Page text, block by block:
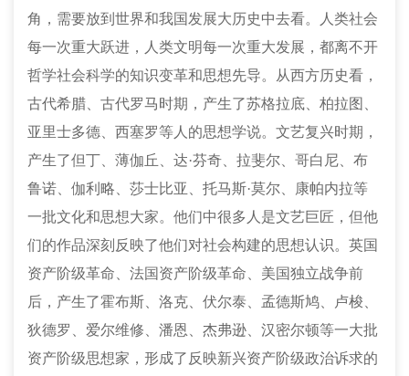
角，需要放到世界和我国发展大历史中去看。人类社会
每一次重大跃进，人类文明每一次重大发展，都离不开
哲学社会科学的知识变革和思想先导。从西方历史看，
古代希腊、古代罗马时期，产生了苏格拉底、柏拉图、
亚里士多德、西塞罗等人的思想学说。文艺复兴时期，
产生了但丁、薄伽丘、达·芬奇、拉斐尔、哥白尼、布
鲁诺、伽利略、莎士比亚、托马斯·莫尔、康帕内拉等
一批文化和思想大家。他们中很多人是文艺巨匠，但他
们的作品深刻反映了他们对社会构建的思想认识。英国
资产阶级革命、法国资产阶级革命、美国独立战争前
后，产生了霍布斯、洛克、伏尔泰、孟德斯鸠、卢梭、
狄德罗、爱尔维修、潘恩、杰弗逊、汉密尔顿等一大批
资产阶级思想家，形成了反映新兴资产阶级政治诉求的